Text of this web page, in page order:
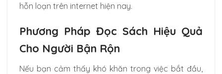
hỗn loạn trên internet hiện nay.
Phương Pháp Đọc Sách Hiệu Quả
Cho Người Bận Rộn
Nếu bạn cảm thấy khó khăn trong việc bắt đầu,